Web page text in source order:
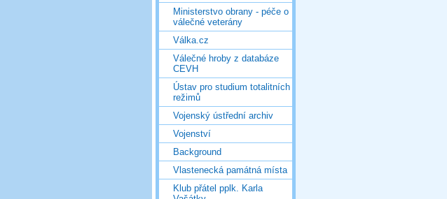
Ministerstvo obrany - péče o
válečné veterány
Válka.cz
Válečné hroby z databáze
CEVH
Ústav pro studium totalitních
režimů
Vojenský ústřední archiv
Vojenství
Background
Vlastenecká památná místa
Klub přátel pplk. Karla